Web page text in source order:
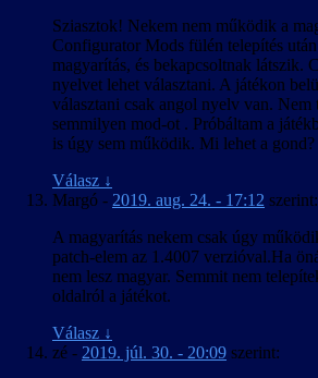
Sziasztok! Nekem nem működik a
Configurator Mods fülén telepítés
magyarítás, és bekapcsoltnak látszik.
nyelvet lehet választani. A játékon
választani csak angol nyelv van. Nem
semmilyen mod-ot . Próbáltam a
is úgy sem működik. Mi lehet a gond?
Válasz ↓
Margó - 2019. aug. 24. - 17:12 szerint:
A magyarítás nekem csak úgy
patch-elem az 1.4007 verzióval.Ha
nem lesz magyar. Semmit nem
oldalról a játékot.
Válasz ↓
zé - 2019. júl. 30. - 20:09 szerint: